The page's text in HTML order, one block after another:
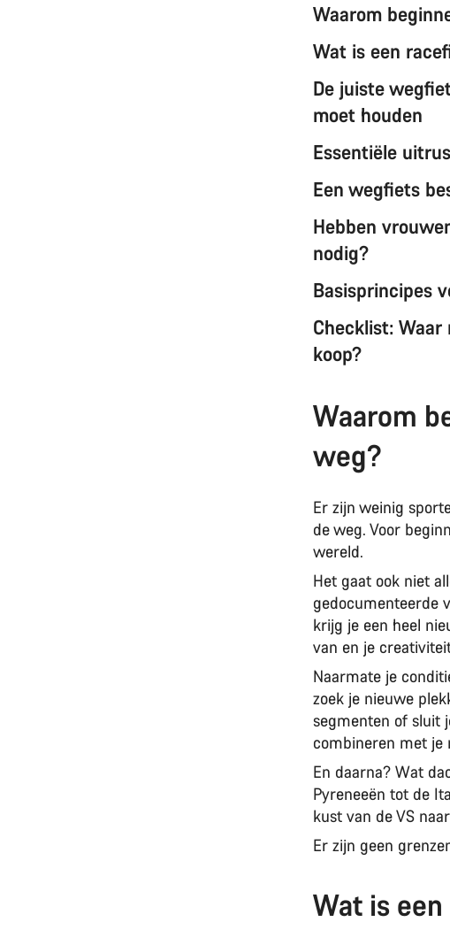
Waarom
Wat is een
De juiste
moet houden
Essentiële
Een wegfiets
Hebben
nodig?
Basisprincipes
Checklist:
koop?
Waarom
weg?
Er zijn weinig
de weg. Voor
wereld.
Het gaat ook niet
gedocumenteerde
krijg je een heel
van en je
Naarmate je
zoek je nieuwe
segmenten of sluit
combineren met je
En daarna? Wat
Pyreneeën tot de
kust van de VS
Er zijn geen
Wat is